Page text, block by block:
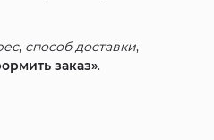
, способ доставки,
заказ».